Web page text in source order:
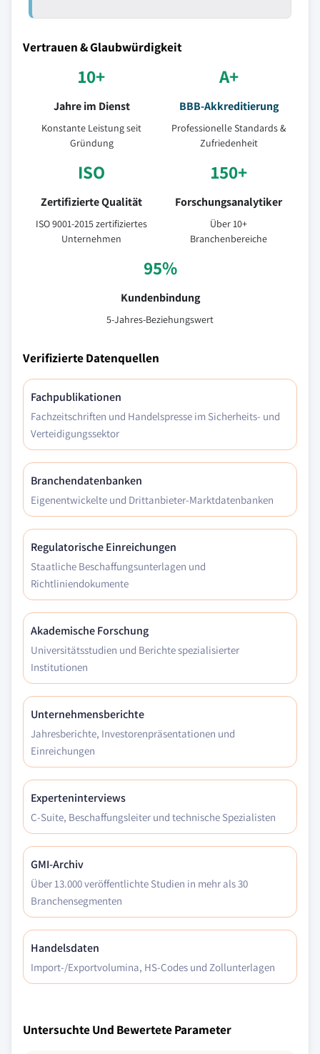
Vertrauen & Glaubwürdigkeit
10+
Jahre im Dienst
Konstante Leistung seit
Gründung
A+
BBB-Akkreditierung
Professionelle Standards &
Zufriedenheit
ISO
Zertifizierte Qualität
ISO 9001-2015 zertifiziertes
Unternehmen
150+
Forschungsanalytiker
Über 10+
Branchenbereiche
95%
Kundenbindung
5-Jahres-Beziehungswert
Verifizierte Datenquellen
Fachpublikationen
Fachzeitschriften und Handelspresse im Sicherheits- und
Verteidigungssektor
Branchendatenbanken
Eigenentwickelte und Drittanbieter-Marktdatenbanken
Regulatorische Einreichungen
Staatliche Beschaffungsunterlagen und
Richtliniendokumente
Akademische Forschung
Universitätsstudien und Berichte spezialisierter
Institutionen
Unternehmensberichte
Jahresberichte, Investorenpräsentationen und
Einreichungen
Experteninterviews
C-Suite, Beschaffungsleiter und technische Spezialisten
GMI-Archiv
Über 13.000 veröffentlichte Studien in mehr als 30
Branchensegmenten
Handelsdaten
Import-/Exportvolumina, HS-Codes und Zollunterlagen
Untersuchte Und Bewertete Parameter